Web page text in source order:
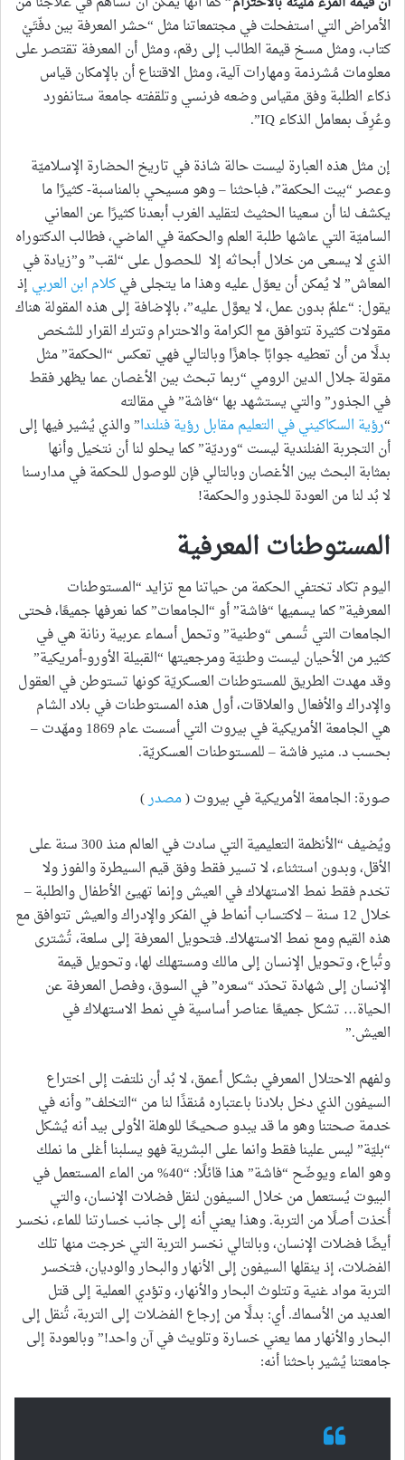
الأمراض التي استفحلت في مجتمعاتنا مثل “حشر المعرفة بين دفّتَيْ
كتاب، ومثل مسخ قيمة الطالب إلى رقم، ومثل أن المعرفة تقتصر على
معلومات مُشرذمة ومهارات آلية، ومثل الاقتناع أن بالإمكان قياس
ذكاء الطلبة وفق مقياس وضعه فرنسي وتلقفته جامعة ستانفورد
وعُرِفَ بمعامل الذكاء IQ”.
إن مثل هذه العبارة ليست حالة شاذة في تاريخ الحضارة الإسلاميّة
وعصر “بيت الحكمة”، فباحثنا – وهو مسيحي بالمناسبة- كثيرًا ما
يكشف لنا أن سعينا الحثيث لتقليد الغرب أبعدنا كثيرًا عن المعاني
الساميّة التي عاشها طلبة العلم والحكمة في الماضي، فطالب الدكتوراه
الذي لا يسعى من خلال أبحاثه إلا للحصول على “لقب” و”زيادة في
المعاش” لا يُمكن أن يعوّل عليه وهذا ما يتجلى فيكلام ابن العربي إذ
يقول: “علمٌ بدون عمل، لا يعوَّل عليه”، بالإضافة إلى هذه المقولة هناك
مقولات كثيرة تتوافق مع الكرامة والاحترام وتترك القرار للشخص
بدلًا من أن تعطيه جوابًا جاهزًا وبالتالي فهي تعكس “الحكمة” مثل
مقولة جلال الدين الرومي “ربما تبحث بين الأغصان عما يظهر فقط
في الجذور” والتي يستشهد بها “فاشة” في مقالته
“رؤية السكاكينيفي التعليممقابل رؤيةفنلندا” والذي يُشير فيها إلى
أن التجربة الفنلندية ليست “ورديّة” كما يحلو لنا أن نتخيل وأنها
بمثابة البحث بين الأغصان وبالتالي فإن للوصول للحكمة في مدارسنا
لا بُد لنا من العودة للجذور والحكمة!
المستوطنات المعرفية
اليوم تكاد تختفي الحكمة من حياتنا مع تزايد “المستوطنات
المعرفية” كما يسميها “فاشة” أو “الجامعات” كما نعرفها جميعًا، فحتى
الجامعات التي تُسمى “وطنية” وتحمل أسماء عربية رنانة هي في
كثير من الأحيان ليست وطنيّة ومرجعيتها “القبيلة الأورو-أمريكية”
وقد مهدت الطريق للمستوطنات العسكريّة كونها تستوطن في العقول
والإدراك والأفعال والعلاقات، أول هذه المستوطنات في بلاد الشام
هي الجامعة الأمريكية في بيروت التي أسست عام 1869 ومهّدت –
بحسب د. منير فاشة – للمستوطنات العسكريّة.
صورة: الجامعة الأمريكية في بيروت (مصدر)
ويُضيف “الأنظمة التعليمية التي سادت في العالم منذ 300 سنة على
الأقل، وبدون استثناء، لا تسير فقط وفق قيم السيطرة والفوز ولا
تخدم فقط نمط الاستهلاك في العيش وإنما تهيئ الأطفال والطلبة –
خلال 12 سنة – لاكتساب أنماط في الفكر والإدراك والعيش تتوافق مع
هذه القيم ومع نمط الاستهلاك. فتحويل المعرفة إلى سلعة، تُشترى
وتُباع، وتحويل الإنسان إلى مالك ومستهلك لها، وتحويل قيمة
الإنسان إلى شهادة تحدّد “سعره” في السوق، وفصل المعرفة عن
الحياة… تشكل جميعًا عناصر أساسية في نمط الاستهلاك في
العيش.”
ولفهم الاحتلال المعرفي بشكل أعمق، لا بُد أن نلتفت إلى اختراع
السيفون الذي دخل بلادنا باعتباره مُنقذًا لنا من “التخلف” وأنه في
خدمة صحتنا وهو ما قد يبدو صحيحًا للوهلة الأولى بيد أنه يُشكل
“بليّة” ليس علينا فقط وانما على البشرية فهو يسلبنا أغلى ما نملك
وهو الماء ويوضّح “فاشة” هذا قائلًا: “40% من الماء المستعمل في
البيوت يُستعمل من خلال السيفون لنقل فضلات الإنسان، والتي
أُخذت أصلًا من التربة. وهذا يعني أنه إلى جانب خسارتنا للماء، نخسر
أيضًا فضلات الإنسان، وبالتالي نخسر التربة التي خرجت منها تلك
الفضلات، إذ ينقلها السيفون إلى الأنهار والبحار والوديان، فتخسر
التربة مواد غنية وتتلوث البحار والأنهار، وتؤدي العملية إلى قتل
العديد من الأسماك. أي: بدلًا من إرجاع الفضلات إلى التربة، تُنقل إلى
البحار والأنهار مما يعني خسارة وتلويث في آن واحد!” وبالعودة إلى
جامعتنا يُشير باحثنا أنه: